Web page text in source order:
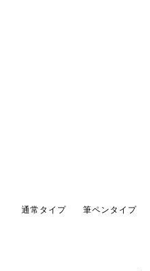
通常タイプ 筆ペンタイプ